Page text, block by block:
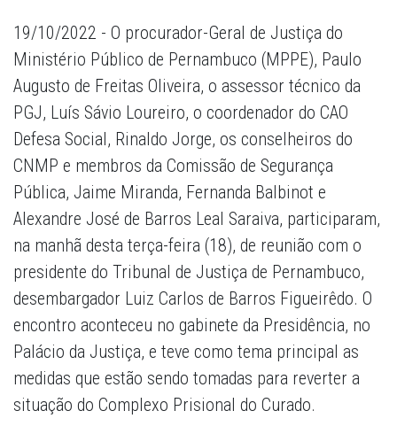
19/10/2022 - O procurador-Geral de Justiça do
Ministério Público de Pernambuco (MPPE), Paulo
Augusto de Freitas Oliveira, o assessor técnico da
PGJ, Luís Sávio Loureiro, o coordenador do CAO
Defesa Social, Rinaldo Jorge, os conselheiros do
CNMP e membros da Comissão de Segurança
Pública, Jaime Miranda, Fernanda Balbinot e
Alexandre José de Barros Leal Saraiva, participaram,
na manhã desta terça-feira (18), de reunião com o
presidente do Tribunal de Justiça de Pernambuco,
desembargador Luiz Carlos de Barros Figueirêdo. O
encontro aconteceu no gabinete da Presidência, no
Palácio da Justiça, e teve como tema principal as
medidas que estão sendo tomadas para reverter a
situação do Complexo Prisional do Curado.